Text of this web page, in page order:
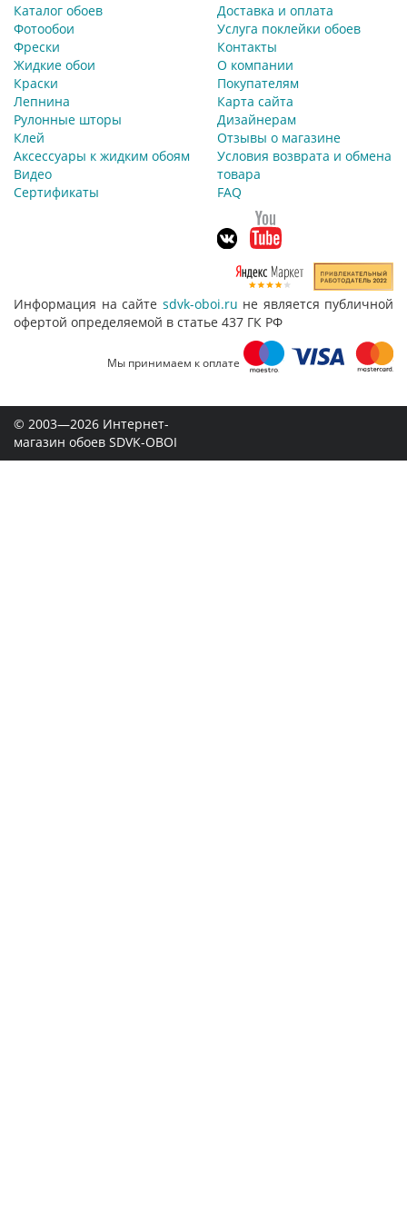
Каталог обоев
Фотообои
Фрески
Жидкие обои
Краски
Лепнина
Рулонные шторы
Клей
Аксессуары к жидким обоям
Видео
Сертификаты
Доставка и оплата
Услуга поклейки обоев
Контакты
О компании
Покупателям
Карта сайта
Дизайнерам
Отзывы о магазине
Условия возврата и обмена
товара
FAQ
Информация на сайте sdvk-oboi.ru не является публичной
офертой определяемой в статье 437 ГК РФ
Мы принимаем к оплате
© 2003—2026 Интернет-
магазин обоев SDVK-OBOI